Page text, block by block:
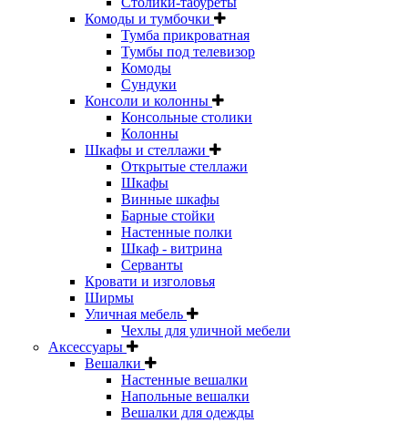
Комоды и тумбочки
Тумба прикроватная
Тумбы под телевизор
Комоды
Сундуки
Консоли и колонны
Консольные столики
Колонны
Шкафы и стеллажи
Открытые стеллажи
Шкафы
Винные шкафы
Барные стойки
Настенные полки
Шкаф - витрина
Серванты
Кровати и изголовья
Ширмы
Уличная мебель
Чехлы для уличной мебели
Аксессуары
Вешалки
Настенные вешалки
Напольные вешалки
Вешалки для одежды